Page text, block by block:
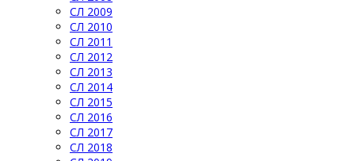
СЛ 2009
СЛ 2010
СЛ 2011
СЛ 2012
СЛ 2013
СЛ 2014
СЛ 2015
СЛ 2016
СЛ 2017
СЛ 2018